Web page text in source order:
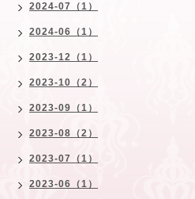
2024-07（1）
2024-06（1）
2023-12（1）
2023-10（2）
2023-09（1）
2023-08（2）
2023-07（1）
2023-06（1）